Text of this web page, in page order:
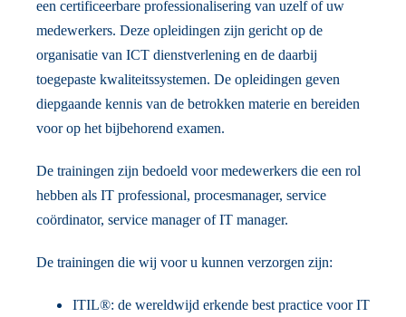
een certificeerbare professionalisering van uzelf of uw
medewerkers. Deze opleidingen zijn gericht op de
organisatie van ICT dienstverlening en de daarbij
toegepaste kwaliteitssystemen. De opleidingen geven
diepgaande kennis van de betrokken materie en bereiden
voor op het bijbehorend examen.
De trainingen zijn bedoeld voor medewerkers die een rol
hebben als IT professional, procesmanager, service
coördinator, service manager of IT manager.
De trainingen die wij voor u kunnen verzorgen zijn:
ITIL®: de wereldwijd erkende best practice voor IT